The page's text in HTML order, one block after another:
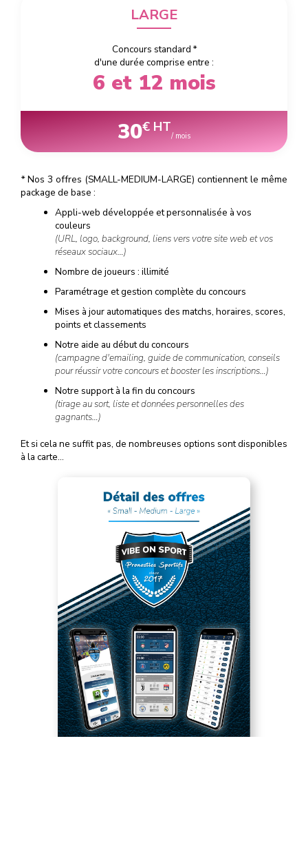
LARGE
Concours standard *
d'une durée comprise entre :
6 et 12 mois
30€ HT
/ mois
*Nos 3 offres (SMALL-MEDIUM-LARGE) contiennent le même
package de base :
Appli-web développée et personnalisée à vos
couleurs
(URL, logo, background, liens vers votre site web et vos
réseaux sociaux…)
Nombre de joueurs : illimité
Paramétrage et gestion complète du concours
Mises à jour automatiques des matchs, horaires, scores,
points et classements
Notre aide au début du concours
(campagne d'emailing, guide de communication, conseils
pour réussir votre concours et booster les inscriptions…)
Notre support à la fin du concours
(tirage au sort, liste et données personnelles des
gagnants…)
Et si cela ne suffit pas, de nombreuses options sont disponibles
à la carte…